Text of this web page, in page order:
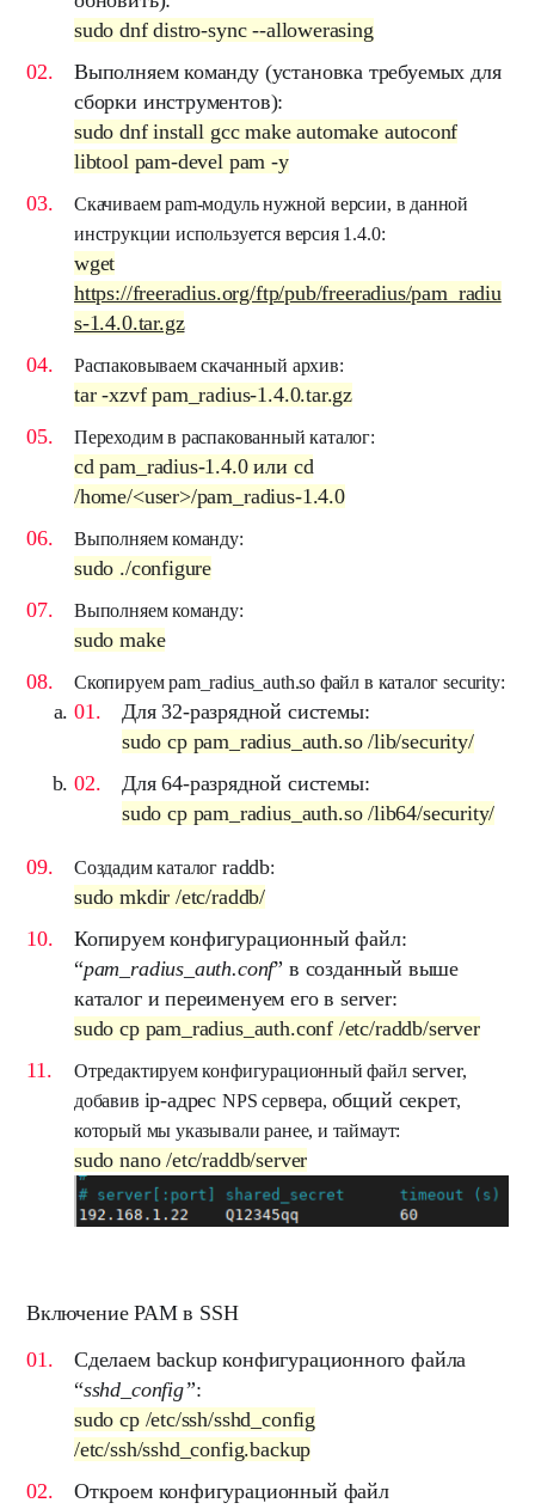
sudo dnf distro-sync --allowerasing
Выполняем команду (установка требуемых для
сборки инструментов):
sudo dnf install gcc make automake autoconf
libtool pam-devel pam -y
Скачиваем pam-модуль нужной версии, в данной
инструкции используется версия 1.4.0:
wget
https://freeradius.org/ftp/pub/freeradius/pam_radiu
s-1.4.0.tar.gz
Распаковываем скачанный архив:
tar -xzvf pam_radius-1.4.0.tar.gz
Переходим в распакованный каталог:
cd pam_radius-1.4.0 или cd
/home/<user>/pam_radius-1.4.0
Выполняем команду:
sudo ./configure
Выполняем команду:
sudo make
Скопируем pam_radius_auth.so файл в каталог security:
Для32-разрядной системы:
sudo cp pam_radius_auth.so /lib/security/
Для64-разрядной системы:
sudo cp pam_radius_auth.so /lib64/security/
Создадим каталог raddb:
sudo mkdir /etc/raddb/
Копируем конфигурационный файл:
“pam_radius_auth.conf” в созданный выше
каталог и переименуем его в server:
sudo cp pam_radius_auth.conf /etc/raddb/server
Отредактируем конфигурационный файл server,
добавив ip-адрес NPS сервера, общий секрет,
который мы указывали ранее, и таймаут:
sudo nano /etc/raddb/server
Включение PAM в SSH
Сделаем backup конфигурационного файла
“sshd_config”:
sudo cp /etc/ssh/sshd_config
/etc/ssh/sshd_config.backup
Откроем конфигурационный файл